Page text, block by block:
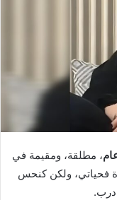
، مطلقة، ومقيمة في
فحياتي، ولكن كنحس
درب.